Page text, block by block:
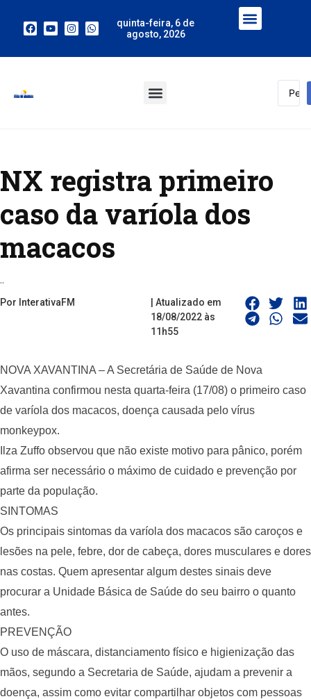
quinta-feira, 6 de
agosto, 2026
NX registra primeiro
caso da varíola dos
macacos
..
Por InterativaFM
| Atualizado em
18/08/2022 às
11h55
NOVA XAVANTINA – A Secretária de Saúde de Nova
Xavantina confirmou nesta quarta-feira (17/08) o primeiro caso
de varíola dos macacos, doença causada pelo vírus
monkeypox.
Ilza Zuffo observou que não existe motivo para pânico, porém
afirma ser necessário o máximo de cuidado e prevenção por
parte da população.
SINTOMAS
Os principais sintomas da varíola dos macacos são caroços e
lesões na pele, febre, dor de cabeça, dores musculares e dores
nas costas. Quem apresentar algum destes sinais deve
procurar a Unidade Básica de Saúde do seu bairro o quanto
antes.
PREVENÇÃO
O uso de máscara, distanciamento físico e higienização das
mãos, segundo a Secretaria de Saúde, ajudam a prevenir a
doença, assim como evitar compartilhar objetos com pessoas